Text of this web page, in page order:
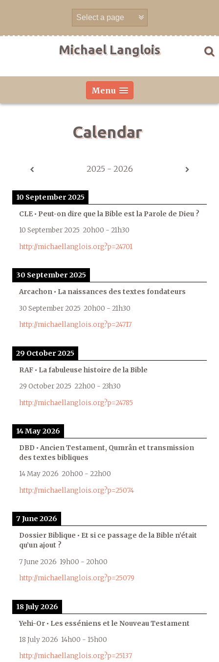
Michael Langlois
Menu
Calendar
2025 - 2026
10 September 2025
CLE • Peut-on dire que la Bible est la Parole de Dieu ?
10 September 2025 20h00 - 21h30
http://michaellanglois.org?p=24701
30 September 2025
Arcachon • La naissances des textes fondateurs
30 September 2025 20h00 - 21h30
http://michaellanglois.org?p=24717
29 October 2025
RAF • La fabuleuse histoire de la Bible
29 October 2025 22h00 - 23h30
http://michaellanglois.org?p=24785
14 May 2026
DBD • Ancien Testament, Qumrân et transmission
des textes bibliques
14 May 2026 20h00 - 22h00
http://michaellanglois.org?p=25074
7 June 2026
Dossier Biblique • Et si ce passage de la Bible n’était
qu’un ajout ?
7 June 2026 19h00 - 20h00
http://michaellanglois.org?p=25079
18 July 2026
Yehi-Or • Les esséniens et le Nouveau Testament
18 July 2026 14h00 - 15h00
http://michaellanglois.org?p=25137